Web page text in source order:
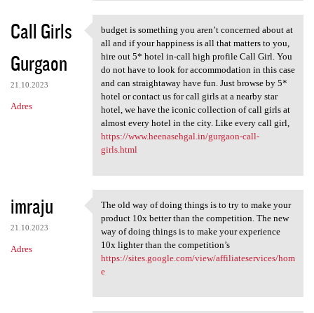
Call Girls
Gurgaon
21.10.2023
Adres
budget is something you aren
budget is something you aren’t concerned about at
all and if your happiness is all that matters to you,
hire out 5* hotel in-call high profile Call Girl. You
do not have to look for accommodation in this case
and can straightaway have fun. Just browse by 5*
hotel or contact us for call girls at a nearby star
hotel, we have the iconic collection of call girls at
almost every hotel in the city. Like every call girl,
https://www.heenasehgal.in/gurgaon-call-
girls.html
imraju
21.10.2023
Adres
The old way of doing things
The old way of doing things is to try to make your
product 10x better than the competition. The new
way of doing things is to make your experience
10x lighter than the competition’s
https://sites.google.com/view/affiliateservices/hom
e